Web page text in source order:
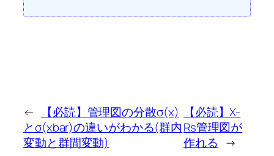
←
【必読】管理図の分散σ(x)
とσ(xbar)の違いがわかる(群内
変動と群間変動)
【必読】X-
Rs管理図が
作れる →